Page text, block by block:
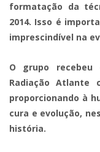
formatação da
2014. Isso é
imprescindível na
O grupo
Radiação Atlante
proporcionando à
cura e evolução,
história.